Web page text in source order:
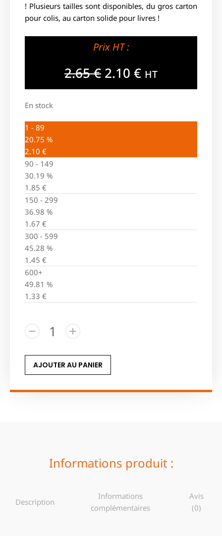
! Plusieurs tailles sont disponibles, du gros carton
pour colis, au carton solide pour livres !
Prix HT :
2.65€ 2.10 € HT
En stock
1 - 89
20.75 %
2.10 €
90 - 149
30.19 %
1.85 €
150 - 299
36.98 %
1.67 €
300 - 599
45.28 %
1.45 €
600+
49.81 %
1.33 €
AJOUTER AU PANIER
Informations produit :
Description
Informations
complémentaires
Avis
(0)